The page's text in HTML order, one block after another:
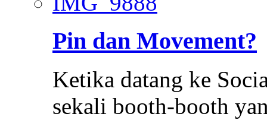
Pin dan Movement?
Ketika datang ke
sekali booth-booth